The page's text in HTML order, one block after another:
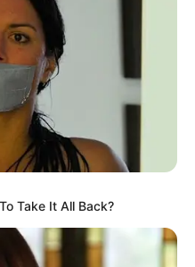
robbant
lehet a
elnök? –
Take It All Back?